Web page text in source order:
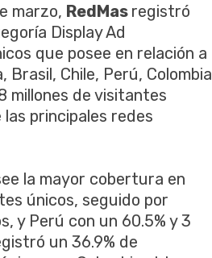
marzo, RedMas registró
Display Ad
que posee en relación a
Chile, Perú, Colombia
millones de visitantes
principales redes
la mayor cobertura en
únicos, seguido por
y Perú con un 60.5% y 3
un 36.9% de